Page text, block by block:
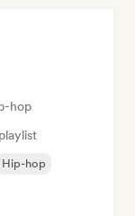
hop
Hip-hop